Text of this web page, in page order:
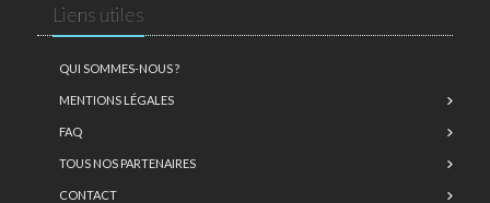
Liens utiles
QUI SOMMES-NOUS ?
MENTIONS LÉGALES
FAQ
TOUS NOS PARTENAIRES
CONTACT